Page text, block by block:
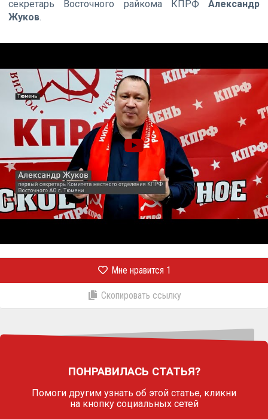
секретарь Восточного райкома КПРФ Александр
Жуков.
Мне нравится 1
Скопировать ссылку
ПОНРАВИЛАСЬ СТАТЬЯ?
Помоги другим узнать об этой статье, кликни
на кнопку социальных сетей